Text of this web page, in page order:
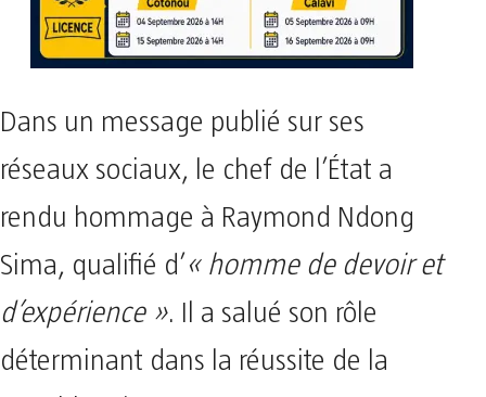
Dans un message publié sur ses
réseaux sociaux, le chef de l’État a
rendu hommage à Raymond Ndong
Sima, qualifié d’« homme de devoir et
d’expérience ». Il a salué son rôle
déterminant dans la réussite de la